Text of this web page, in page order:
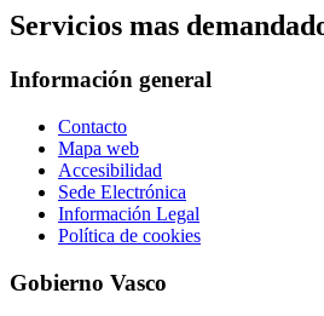
Servicios mas
Información general
Contacto
Mapa web
Accesibilidad
Sede Electrónica
Información Legal
Política de cookies
Gobierno Vasco